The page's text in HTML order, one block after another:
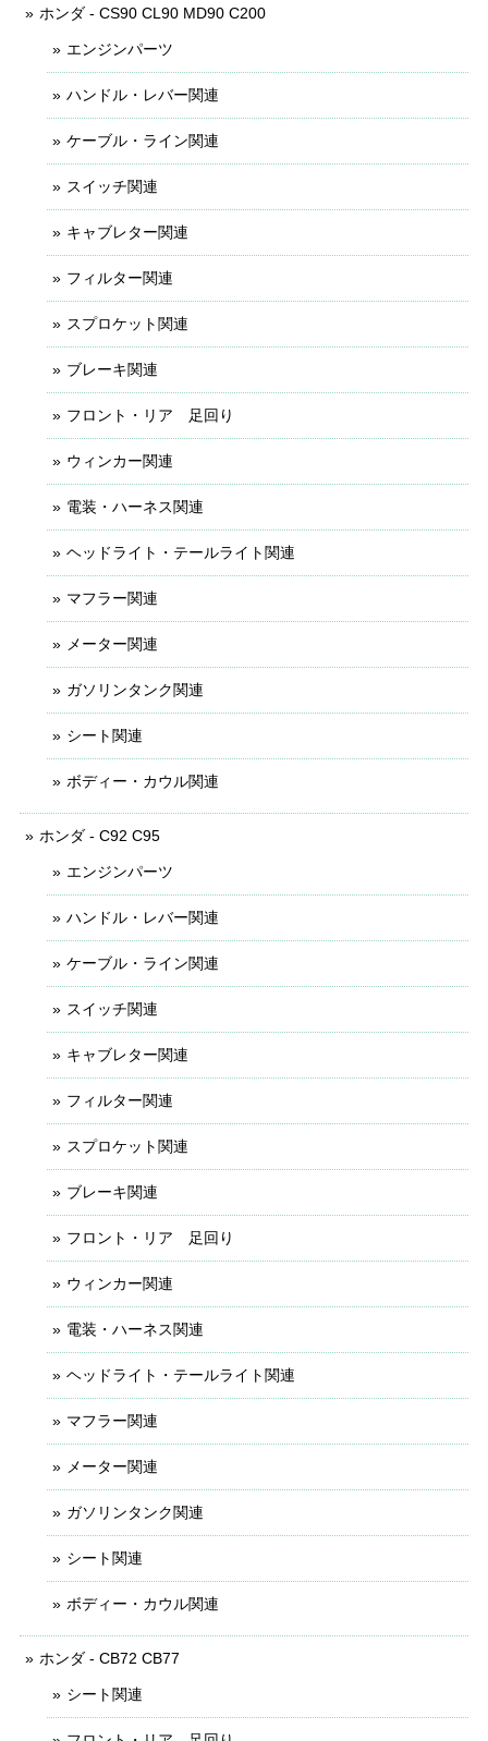
ホンダ - CS90 CL90 MD90 C200
エンジンパーツ
ハンドル・レバー関連
ケーブル・ライン関連
スイッチ関連
キャブレター関連
フィルター関連
スプロケット関連
ブレーキ関連
フロント・リア 足回り
ウィンカー関連
電装・ハーネス関連
ヘッドライト・テールライト関連
マフラー関連
メーター関連
ガソリンタンク関連
シート関連
ボディー・カウル関連
ホンダ - C92 C95
エンジンパーツ
ハンドル・レバー関連
ケーブル・ライン関連
スイッチ関連
キャブレター関連
フィルター関連
スプロケット関連
ブレーキ関連
フロント・リア 足回り
ウィンカー関連
電装・ハーネス関連
ヘッドライト・テールライト関連
マフラー関連
メーター関連
ガソリンタンク関連
シート関連
ボディー・カウル関連
ホンダ - CB72 CB77
シート関連